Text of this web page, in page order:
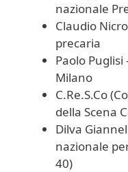
nazionale
Claudio
precaria
Paolo Puglisi
Milano
C.Re.S.Co
della Scena
Dilva
nazionale
40)